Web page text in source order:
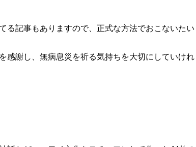
る記事もありますので、正式な方法でおこないたい
感謝し、無病息災を祈る気持ちを大切にしていけれ